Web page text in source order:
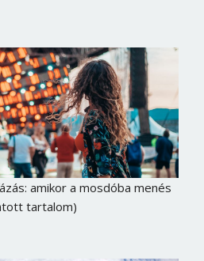
amikor a mosdóba menés
tartalom)